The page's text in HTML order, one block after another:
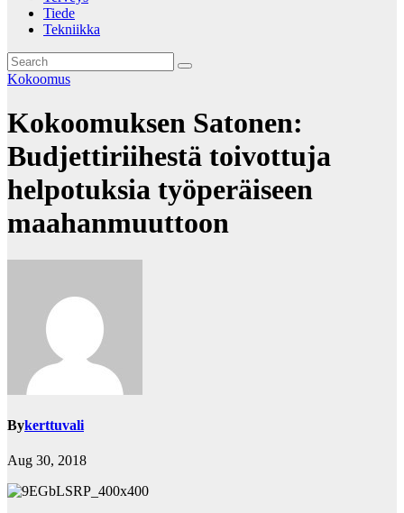
Tiede
Tekniikka
Kokoomus
Kokoomuksen Satonen:
Budjettiriihestä toivottuja
helpotuksia työperäiseen
maahanmuuttoon
Bykerttuvali
Aug 30, 2018